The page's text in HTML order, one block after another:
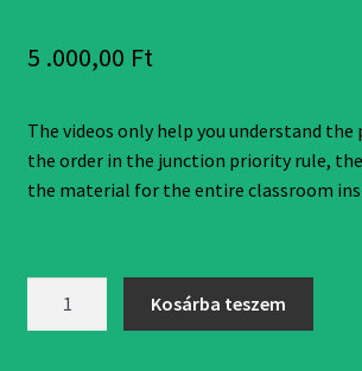
5 .000,00 Ft
The videos only help you understand the
the order in the junction priority rule,
the material for the entire classroom
Kosárba teszem